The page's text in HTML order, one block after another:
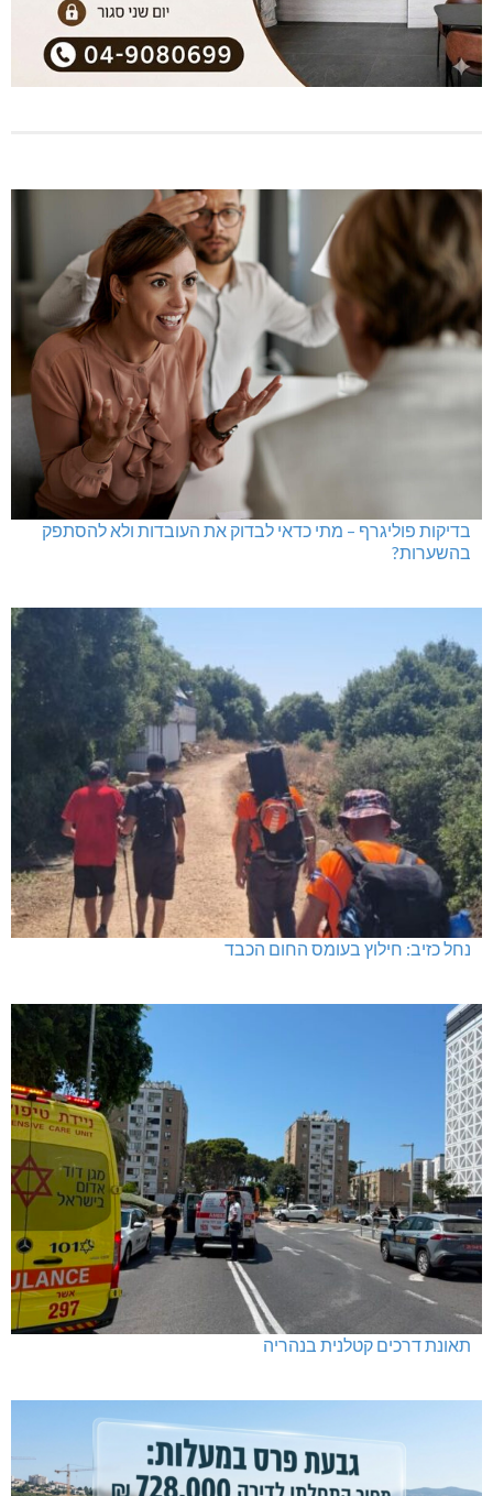
בדיקות פוליגרף – מתי כדאי לבדוק את העובדות ולא להסתפק
בהשערות?
נחל כזיב: חילוץ בעומס החום הכבד
תאונת דרכים קטלנית בנהריה